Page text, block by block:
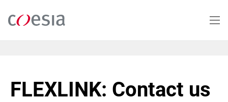
contenuto
FLEXLINK: Contact us